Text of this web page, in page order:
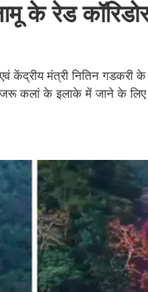
के रेड
केंद्रीय मंत्री नितिन गडकरी के
कलां के इलाके में जाने के